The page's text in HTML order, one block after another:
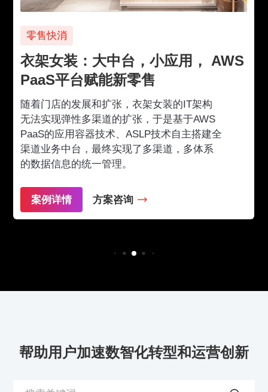
零售快消
衣架女装：大中台，小应用， AWS
PaaS平台赋能新零售
随着门店的发展和扩张，衣架女装的IT架构
无法实现弹性多渠道的扩张，于是基于AWS
PaaS的应用容器技术、ASLP技术自主搭建全
渠道业务中台，最终实现了多渠道，多体系
的数据信息的统一管理。
案例详情 方案咨询
帮助用户加速数智化转型和运营创新